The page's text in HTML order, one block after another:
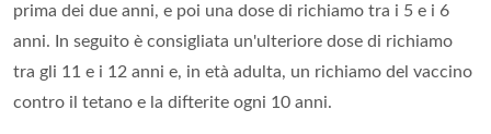
prima dei due anni, e poi una dose di richiamo tra i 5 e i 6
anni. In seguito è consigliata un'ulteriore dose di richiamo
tra gli 11 e i 12 anni e, in età adulta, un richiamo del vaccino
contro il tetano e la difterite ogni 10 anni.